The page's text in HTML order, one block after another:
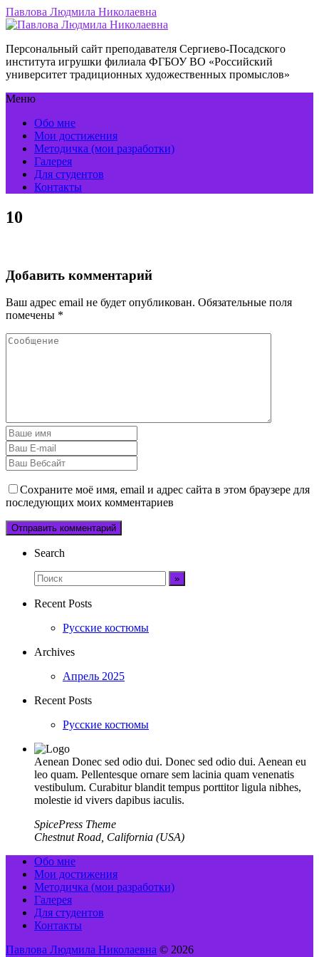
Павлова Людмила Николаевна
Персональный сайт преподавателя Сергиево-Посадского
института игрушки филиала ФГБОУ ВО «Российский
университет традиционных художественных промыслов»
Меню
Обо мне
Мои достижения
Методичка (мои разработки)
Галерея
Для студентов
Контакты
10
Добавить комментарий
Ваш адрес email не будет опубликован. Обязательные поля
помечены *
Сохраните моё имя, email и адрес сайта в этом браузере для
последующих моих комментариев
Search
Recent Posts
Русские костюмы
Archives
Апрель 2025
Recent Posts
Русские костюмы
Aenean Donec sed odio dui. Donec sed odio dui. Aenean eu
leo quam. Pellentesque ornare sem lacinia quam venenatis
vestibulum. Curabitur blandit tempus porttitor ligula nibhes,
molestie id vivers dapibus iaculis.
SpicePress Theme
Chestnut Road, California (USA)
Обо мне
Мои достижения
Методичка (мои разработки)
Галерея
Для студентов
Контакты
Павлова Людмила Николаевна © 2026